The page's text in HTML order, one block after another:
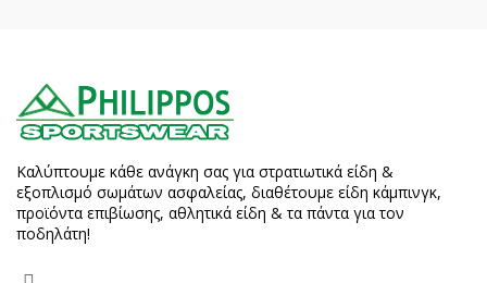
Καλύπτουμε κάθε ανάγκη σας για στρατιωτικά είδη &
εξοπλισμό σωμάτων ασφαλείας, διαθέτουμε είδη κάμπινγκ,
προϊόντα επιβίωσης, αθλητικά είδη & τα πάντα για τον
ποδηλάτη!